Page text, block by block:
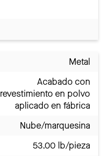
Metal
Acabado con
revestimiento en polvo
aplicado en fábrica
Nube/marquesina
53.00 lb/pieza